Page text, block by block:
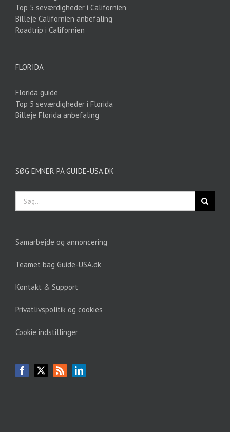
Top 5 seværdigheder i Californien
Billeje Californien anbefaling
Roadtrip i Californien
FLORIDA
Florida guide
Top 5 seværdigheder i Florida
Billeje Florida anbefaling
SØG EMNER PÅ GUIDE-USA.DK
Søg
efter:
Samarbejde og annoncering
Teamet bag Guide-USA.dk
Kontakt & Support
Privatlivspolitik og cookies
Cookie indstillinger